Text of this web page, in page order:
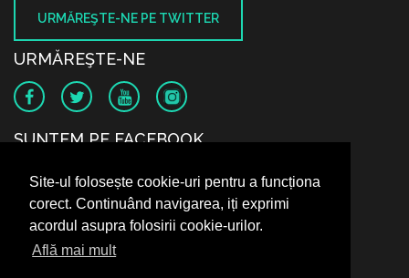
Site-ul folosește cookie-uri pentru a funcționa
corect. Continuând navigarea, iți exprimi
acordul asupra folosirii cookie-urilor.
Află mai mult
URMĂREŞTE-NE PE TWITTER
URMĂREŞTE-NE
SUNTEM PE FACEBOOK